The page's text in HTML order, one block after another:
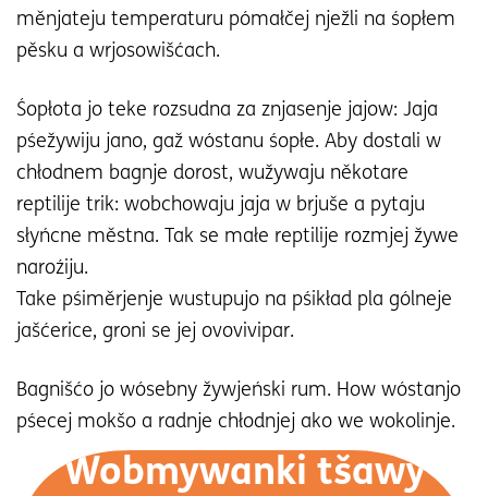
měnjateju temperaturu pómałčej nježli na śopłem
pěsku a wrjosowišćach.
Śopłota jo teke rozsudna za znjasenje jajow: Jaja
pśežywiju jano, gaž wóstanu śopłe. Aby dostali w
chłodnem bagnje dorost, wužywaju někotare
reptilije trik: wobchowaju jaja w brjuše a pytaju
słyńcne městna. Tak se małe reptilije rozmjej žywe
naroźiju.
Take pśiměrjenje wustupujo na pśikład pla gólneje
jašćerice, groni se jej ovovivipar.
Bagnišćo jo wósebny žywjeński rum. How wóstanjo
pśecej mokšo a radnje chłodnjej ako we wokolinje.
Wobmywanki tšawy